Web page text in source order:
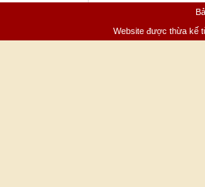
Website được thừa kế